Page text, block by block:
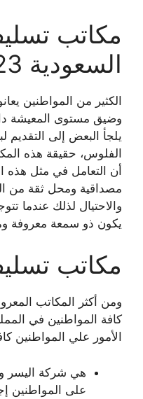
مكاتب
السعودية 2023
الكثير من المواطنين
وضيق مستوى المعيشة
يلجأ البعض إلى
الفلوس، حقيقة هذه
أن التعامل في مثل هذه
مصداقية ومحل ثقة من
والاحتيال لذلك عندما
يكون ذو سمعة معروفة
مكاتب
ومن أكثر المكاتب
كافة المواطنين في
الأمور علي المواطنين
هي شركة اليسر
على المواطنين